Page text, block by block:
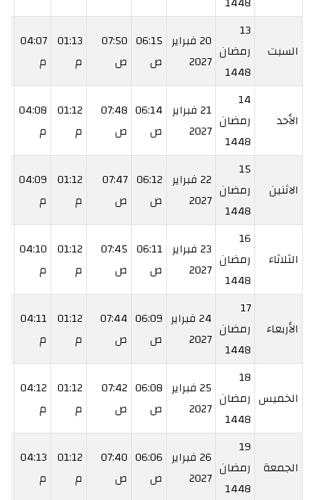
السبت
13
رمضان
1448
20 فبراير
2027
06:15
ص
07:50
ص
01:13
م
04:07
م
الأحد
14
رمضان
1448
21 فبراير
2027
06:14
ص
07:48
ص
01:12
م
04:08
م
الاثنين
15
رمضان
1448
22 فبراير
2027
06:12
ص
07:47
ص
01:12
م
04:09
م
الثلاثاء
16
رمضان
1448
23 فبراير
2027
06:11
ص
07:45
ص
01:12
م
04:10
م
الأربعاء
17
رمضان
1448
24 فبراير
2027
06:09
ص
07:44
ص
01:12
م
04:11
م
الخميس
18
رمضان
1448
25 فبراير
2027
06:08
ص
07:42
ص
01:12
م
04:12
م
الجمعة
19
رمضان
1448
26 فبراير
2027
06:06
ص
07:40
ص
01:12
م
04:13
م